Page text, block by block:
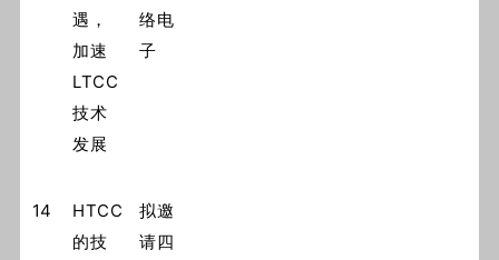
遇，
加速
LTCC
技术
发展
络电
子
14
HTCC
的技
拟邀
请四